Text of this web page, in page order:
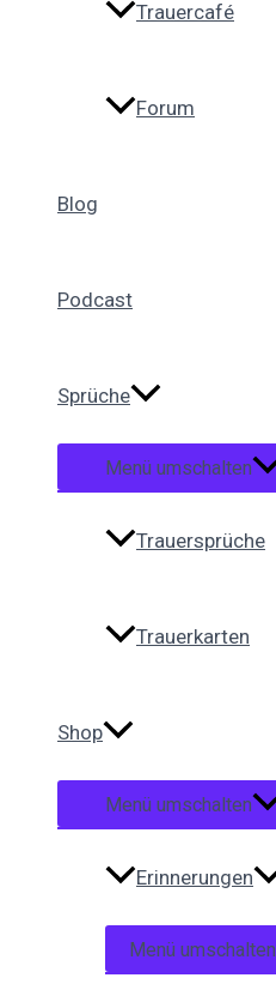
Trauercafé
Forum
Blog
Podcast
Sprüche
Menü umschalten
Trauersprüche
Trauerkarten
Shop
Menü umschalten
Erinnerungen
Menü umschalten